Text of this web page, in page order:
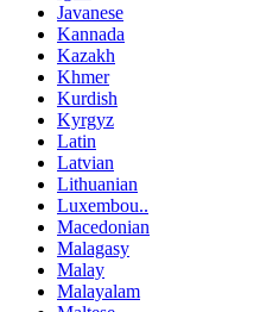
Javanese
Kannada
Kazakh
Khmer
Kurdish
Kyrgyz
Latin
Latvian
Lithuanian
Luxembou..
Macedonian
Malagasy
Malay
Malayalam